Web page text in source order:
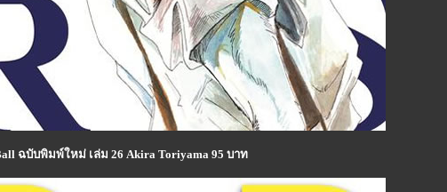
ฉบับพิมพ์ใหม่ เล่ม 26 Akira Toriyama 95 บาท